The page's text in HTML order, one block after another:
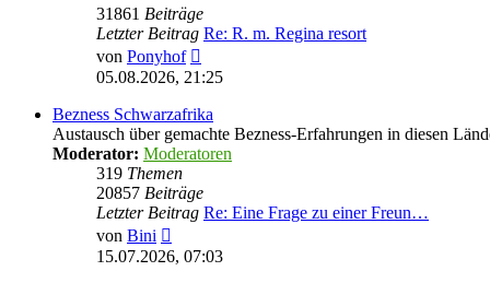
31861 Beiträge
Letzter Beitrag Re: R. m. Regina resort
von Ponyhof
Beitrag
05.08.2026, 21:25
Bezness Schwarzafrika
Austausch über gemachte Bezness-Erfahrungen in diesen
Moderator: Moderatoren
319 Themen
20857 Beiträge
Letzter Beitrag Re: Eine Frage zu einer Freun…
von Bini
Beitrag
15.07.2026, 07:03